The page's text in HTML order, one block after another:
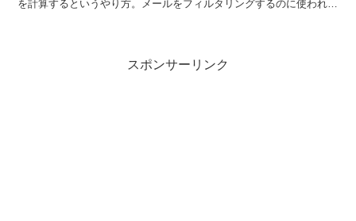
を計算するというやり方。メールをフィルタリングするのに使われ
スポンサーリンク